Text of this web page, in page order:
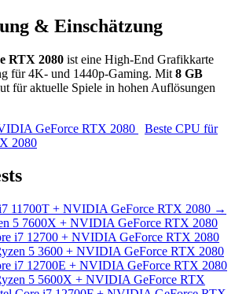
& Einschätzung
RTX 2080 ist eine High-End Grafikkarte
für 4K- und 1440p-Gaming. Mit 8 GB
für aktuelle Spiele in hohen Auflösungen
GeForce RTX 2080
Beste CPU für
2080
11700T + NVIDIA GeForce RTX 2080 →
5 7600X + NVIDIA GeForce RTX 2080
i7 12700 + NVIDIA GeForce RTX 2080
5 3600 + NVIDIA GeForce RTX 2080
i7 12700E + NVIDIA GeForce RTX 2080
5 5600X + NVIDIA GeForce RTX